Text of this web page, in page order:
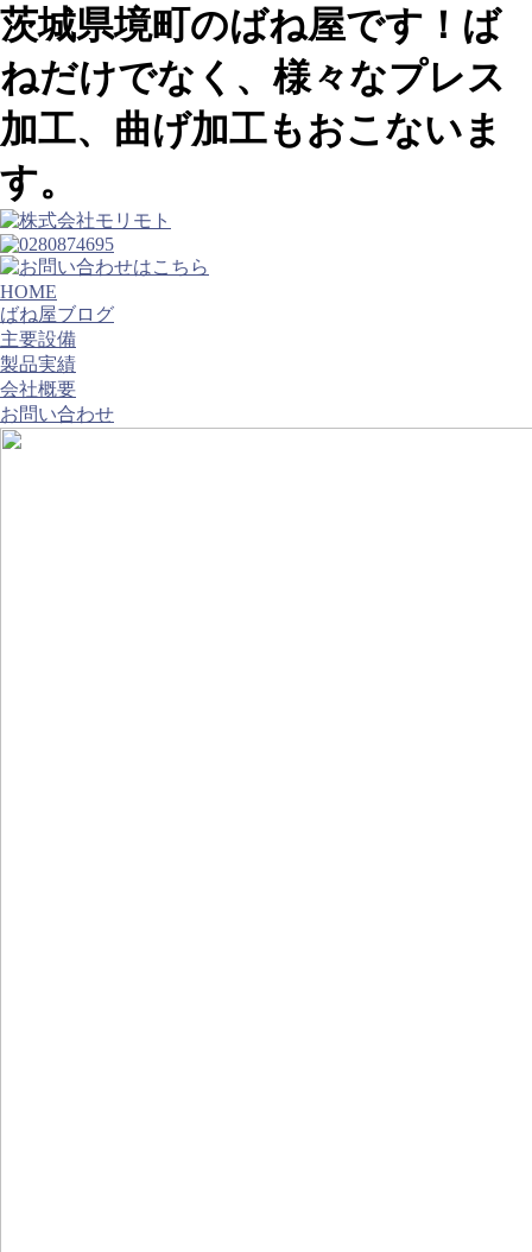
茨城県境町のばね屋です！ば
ねだけでなく、様々なプレス
加工、曲げ加工もおこないま
す。
HOME
ばね屋ブログ
主要設備
製品実績
会社概要
お問い合わせ